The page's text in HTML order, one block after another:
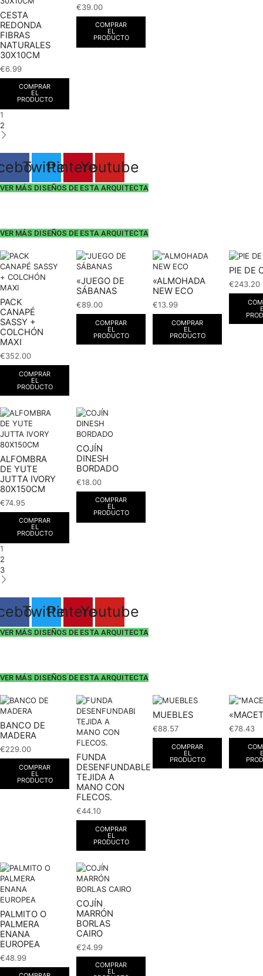
CESTA
REDONDA
FIBRAS
NATURALES
30X10CM
€6.99
COMPRAR
EL
PRODUCTO
€39.00
COMPRAR
EL
PRODUCTO
1
2
TwitterPinterestYoutube
VER MÁS DISEÑOS DE ESTA ARQUITECTA
VER MÁS DISEÑOS DE ESTA ARQUITECTA
PACK
CANAPÉ
SASSY +
COLCHÓN
MAXI
€352.00
COMPRAR
EL
PRODUCTO
«JUEGO DE
SÁBANAS
€89.00
COMPRAR
EL
PRODUCTO
«ALMOHADA
NEW ECO
€13.99
COMPRAR
EL
PRODUCTO
PIE DE
€243.20
ALFOMBRA
DE YUTE
JUTTA IVORY
80X150CM
€74.95
COMPRAR
EL
PRODUCTO
COJÍN
DINESH
BORDADO
€18.00
COMPRAR
EL
PRODUCTO
1
2
3
TwitterPinterestYoutube
VER MÁS DISEÑOS DE ESTA ARQUITECTA
VER MÁS DISEÑOS DE ESTA ARQUITECTA
BANCO DE
MADERA
€229.00
COMPRAR
EL
PRODUCTO
FUNDA
DESENFUNDABLE
TEJIDA A
MANO CON
FLECOS.
€44.10
COMPRAR
EL
PRODUCTO
MUEBLES
€88.57
COMPRAR
EL
PRODUCTO
€78.43
PALMITO O
PALMERA
ENANA
EUROPEA
€48.99
COJÍN
MARRÓN
BORLAS
CAIRO
€24.99
COMPRAR
EL